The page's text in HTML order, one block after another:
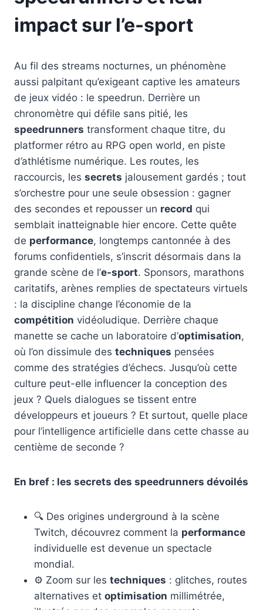
impact sur l’e-sport
Au fil des streams nocturnes, un phénomène
aussi palpitant qu’exigeant captive les amateurs
de jeux vidéo : le speedrun. Derrière un
chronomètre qui défile sans pitié, les
speedrunners transforment chaque titre, du
platformer rétro au RPG open world, en piste
d’athlétisme numérique. Les routes, les
raccourcis, les secrets jalousement gardés ; tout
s’orchestre pour une seule obsession : gagner
des secondes et repousser un record qui
semblait inatteignable hier encore. Cette quête
de performance, longtemps cantonnée à des
forums confidentiels, s’inscrit désormais dans la
grande scène de l’e-sport. Sponsors, marathons
caritatifs, arènes remplies de spectateurs virtuels
: la discipline change l’économie de la
compétition vidéoludique. Derrière chaque
manette se cache un laboratoire d’optimisation,
où l’on dissimule des techniques pensées
comme des stratégies d’échecs. Jusqu’où cette
culture peut-elle influencer la conception des
jeux ? Quels dialogues se tissent entre
développeurs et joueurs ? Et surtout, quelle place
pour l’intelligence artificielle dans cette chasse au
centième de seconde ?
En bref : les secrets des speedrunners dévoilés
🔍 Des origines underground à la scène
Twitch, découvrez comment la performance
individuelle est devenue un spectacle
mondial.
⚙️ Zoom sur les techniques : glitches, routes
alternatives et optimisation millimétrée,